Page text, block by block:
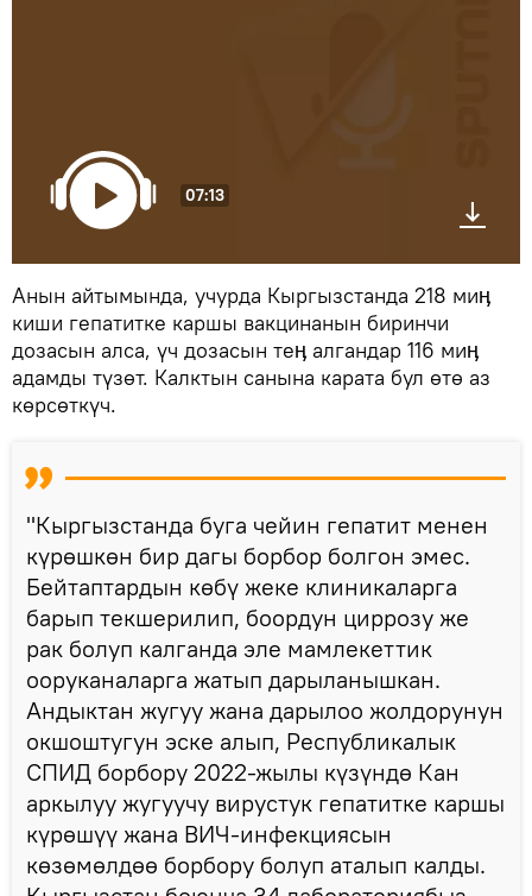
07:13
Анын айтымында, учурда Кыргызстанда 218 миӊ
киши гепатитке каршы вакцинанын биринчи
дозасын алса, үч дозасын теӊ алгандар 116 миӊ
адамды түзөт. Калктын санына карата бул өтө аз
көрсөткүч.
"Кыргызстанда буга чейин гепатит менен
күрөшкөн бир дагы борбор болгон эмес.
Бейтаптардын көбү жеке клиникаларга
барып текшерилип, боордун циррозу же
рак болуп калганда эле мамлекеттик
ооруканаларга жатып дарыланышкан.
Андыктан жугуу жана дарылоо жолдорунун
окшоштугун эске алып, Республикалык
СПИД борбору 2022-жылы күзүндө Кан
аркылуу жугуучу вирустук гепатитке каршы
күрөшүү жана ВИЧ-инфекциясын
көзөмөлдөө борбору болуп аталып калды.